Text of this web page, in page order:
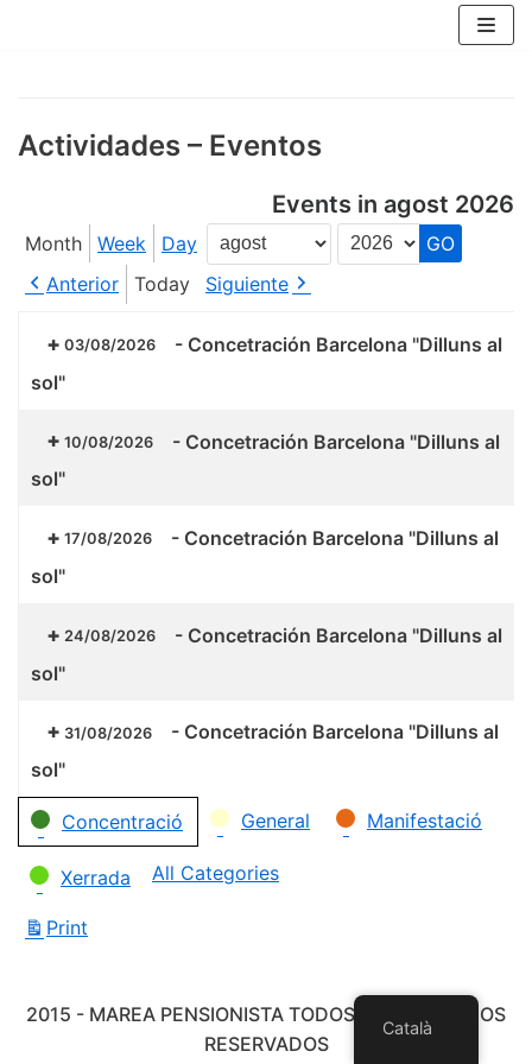
Actividades – Eventos
Events in agost 2026
Month Week Day
Month
Year
Anterior
Today Siguiente
03/08/2026 - Concetración Barcelona "Dilluns al
sol"
10/08/2026 - Concetración Barcelona "Dilluns al
sol"
17/08/2026 - Concetración Barcelona "Dilluns al
sol"
24/08/2026 - Concetración Barcelona "Dilluns al
sol"
31/08/2026 - Concetración Barcelona "Dilluns al
sol"
Categories
Concentració General Manifestació
Xerrada All Categories
Print
2015 - MAREA PENSIONISTA TODOS LOS DERECHOS
RESERVADOS
Català